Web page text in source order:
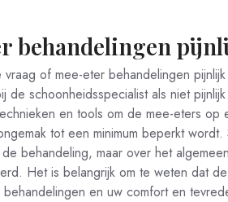
behandelingen
of mee-eter behandelingen
de schoonheidsspecialist als niet
en tools om de mee-eters
tot een minimum beperkt
behandeling, maar over het
Het is belangrijk om te weten dat
en uw comfort en